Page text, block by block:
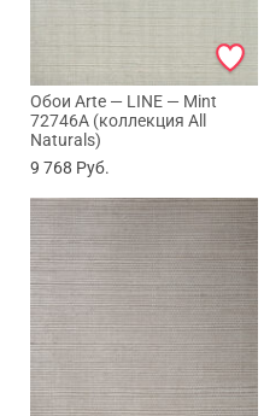
Обои Arte — LINE — Mint
72746A (коллекция All
Naturals)
9 768 Руб.